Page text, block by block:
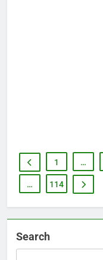
1 …
… 114
Search